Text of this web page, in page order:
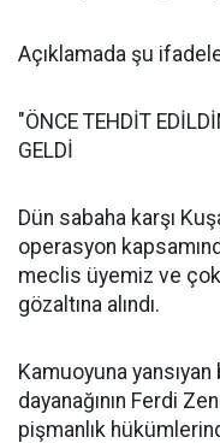
Açıklamada şu
"ÖNCE TEHDİT
GELDİ
Dün sabaha karşı
operasyon
meclis üyemiz ve çok
gözaltına alındı.
Kamuoyuna
dayanağının Ferdi
pişmanlık